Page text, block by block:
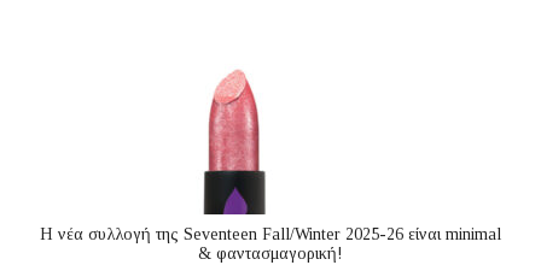
Η νέα συλλογή της Seventeen Fall/Winter 2025-26 είναι minimal
& φαντασμαγορική!